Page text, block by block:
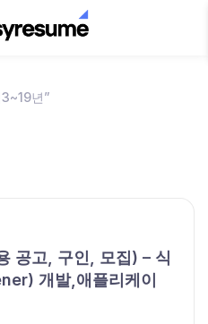
년”
공고, 구인, 모집) – 식
개발,애플리케이